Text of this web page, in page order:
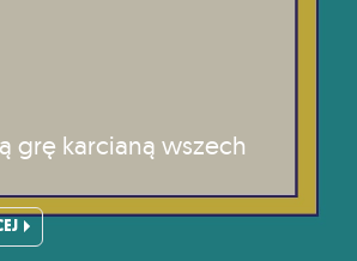
grę karcianą wszech